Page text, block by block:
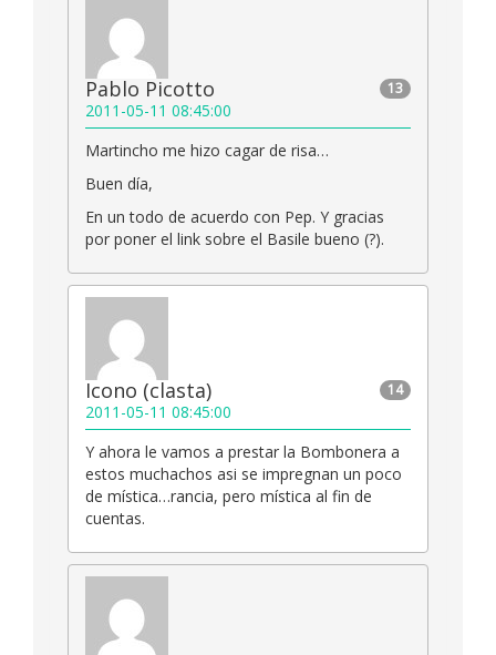
13
Pablo Picotto
2011-05-11 08:45:00
Martincho me hizo cagar de risa…
Buen día,
En un todo de acuerdo con Pep. Y gracias
por poner el link sobre el Basile bueno (?).
14
Icono (clasta)
2011-05-11 08:45:00
Y ahora le vamos a prestar la Bombonera a
estos muchachos asi se impregnan un poco
de mística…rancia, pero mística al fin de
cuentas.